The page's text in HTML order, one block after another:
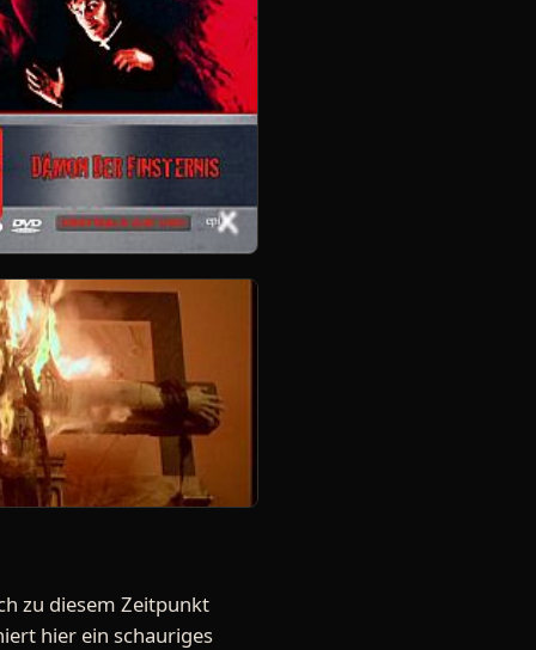
zu diesem Zeitpunkt
hier ein schauriges